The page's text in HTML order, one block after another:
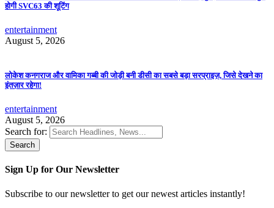
होगी SVC63 की शूटिंग
entertainment
August 5, 2026
लोकेश कनगराज और वामिका गब्बी की जोड़ी बनी डीसी का सबसे बड़ा सरप्राइज़, जिसे देखने का
इंतज़ार रहेगा!
entertainment
August 5, 2026
Search for:
Sign Up for Our Newsletter
Subscribe to our newsletter to get our newest articles instantly!